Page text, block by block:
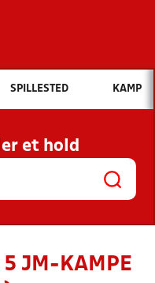
Hvad vil du søge efter?
OG NYHEDER
KLUBBER OG
SPILLESTED KAMP
et hold
5 JM-KAMPE